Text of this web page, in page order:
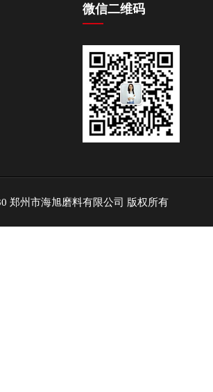
微信二维码
郑州市海旭磨料有限公司 版权所有